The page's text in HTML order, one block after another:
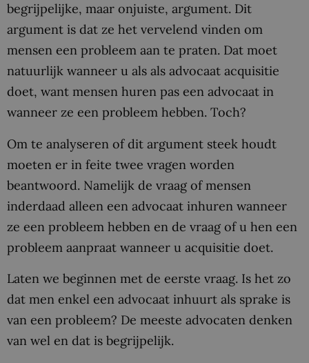
begrijpelijke, maar onjuiste, argument. Dit
argument is dat ze het vervelend vinden om
mensen een probleem aan te praten. Dat moet
natuurlijk wanneer u als als advocaat acquisitie
doet, want mensen huren pas een advocaat in
wanneer ze een probleem hebben. Toch?
Om te analyseren of dit argument steek houdt
moeten er in feite twee vragen worden
beantwoord. Namelijk de vraag of mensen
inderdaad alleen een advocaat inhuren wanneer
ze een probleem hebben en de vraag of u hen een
probleem aanpraat wanneer u acquisitie doet.
Laten we beginnen met de eerste vraag. Is het zo
dat men enkel een advocaat inhuurt als sprake is
van een probleem? De meeste advocaten denken
van wel en dat is begrijpelijk.